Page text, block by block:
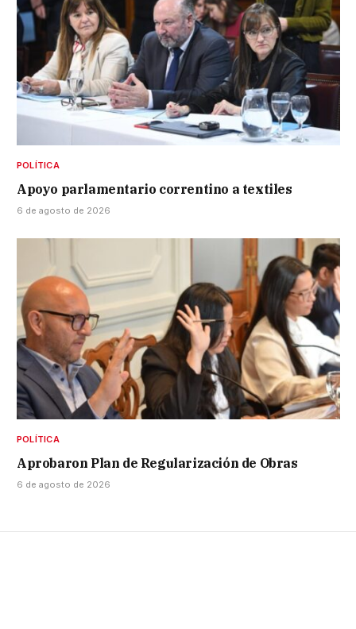
POLÍTICA
Apoyo parlamentario correntino a textiles
6 de agosto de 2026
POLÍTICA
Aprobaron Plan de Regularización de Obras
6 de agosto de 2026